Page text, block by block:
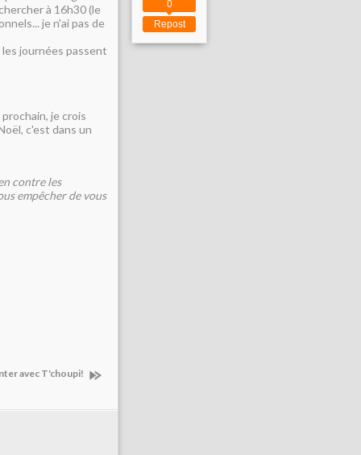
à 16h30 (le
je n'ai pas de
les journées passent
je crois
c'est dans un
contre les
empêcher de vous
avec T'choupi!
Repost
0